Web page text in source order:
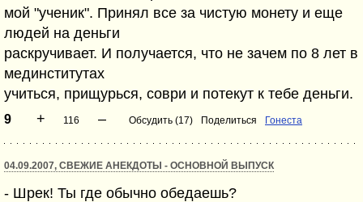
мой "ученик". Принял все за чистую монету и еще
людей на деньги
раскручивает. И получается, что не зачем по 8 лет в
мединститутах
учиться, прищурься, соври и потекут к тебе деньги.
9 + 116 – Обсудить (17) Поделиться Гонеста
04.09.2007, СВЕЖИЕ АНЕКДОТЫ - ОСНОВНОЙ ВЫПУСК
- Шрек! Ты где обычно обедаешь?